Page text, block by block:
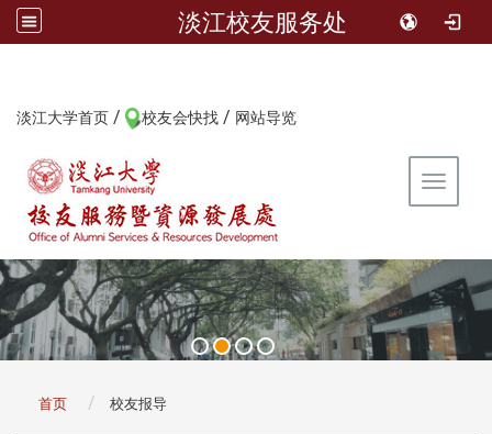
淡江校友服务处
淡江大学首页 / 校友会快找 / 网站导览
Toggle
首页 校友报导